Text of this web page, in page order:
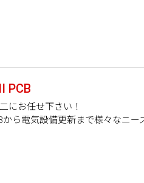
PCB
にお任せ下さい！
から電気設備更新まで様々なニー